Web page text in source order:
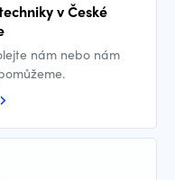
v České
nám nebo nám